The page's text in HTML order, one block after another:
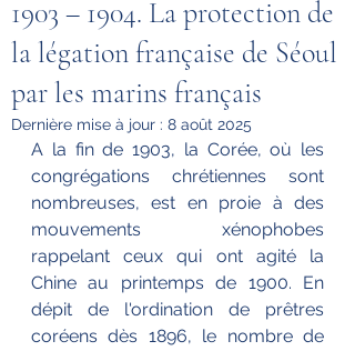
1903 – 1904. La protection de
la légation française de Séoul
par les marins français
Dernière mise à jour : 8 août 2025
A la fin de 1903, la Corée, où les
congrégations chrétiennes sont
nombreuses, est en proie à des
mouvements xénophobes
rappelant ceux qui ont agité la
Chine au printemps de 1900. En
dépit de l'ordination de prêtres
coréens dès 1896, le nombre de